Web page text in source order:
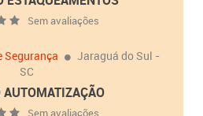
Sem avaliações
Segurança
Jaraguá do Sul -
SC
AUTOMATIZAÇÃO
Sem avaliações